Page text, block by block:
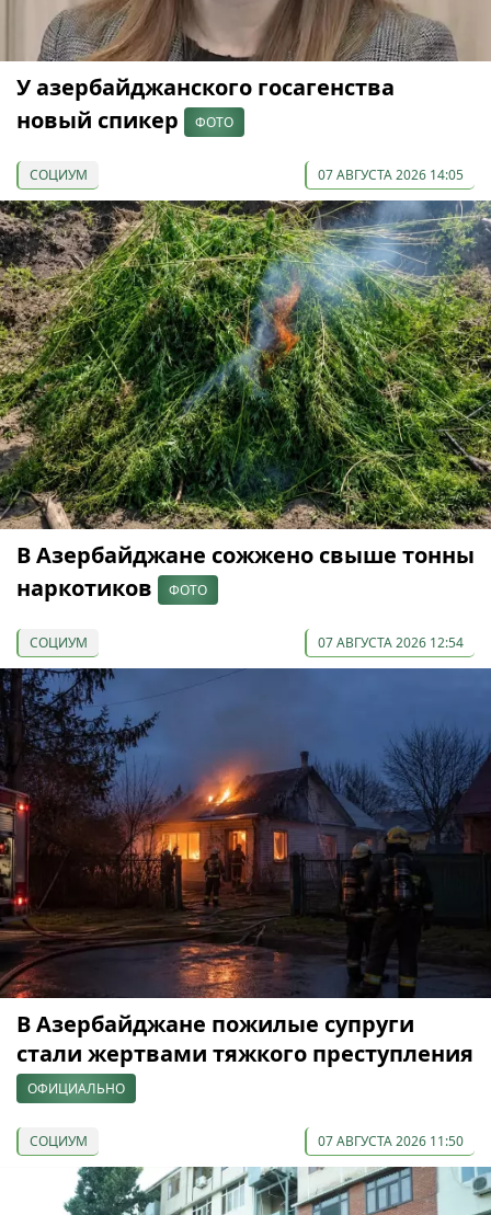
У азербайджанского госагенства
новый спикер
ФОТО
СОЦИУМ 07 АВГУСТА 2026 14:05
В Азербайджане сожжено свыше тонны
наркотиков
ФОТО
СОЦИУМ 07 АВГУСТА 2026 12:54
В Азербайджане пожилые супруги
стали жертвами тяжкого преступления
ОФИЦИАЛЬНО
СОЦИУМ 07 АВГУСТА 2026 11:50